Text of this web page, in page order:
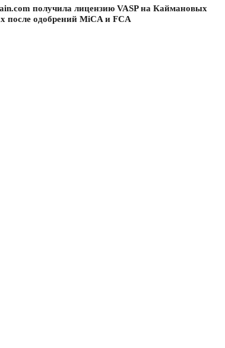
получила лицензию VASP на Каймановых
после одобрений MiCA и FCA